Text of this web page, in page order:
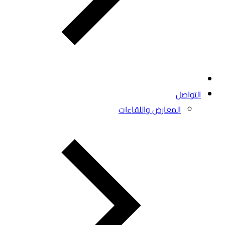
التواصل
المعارض واللقاءات